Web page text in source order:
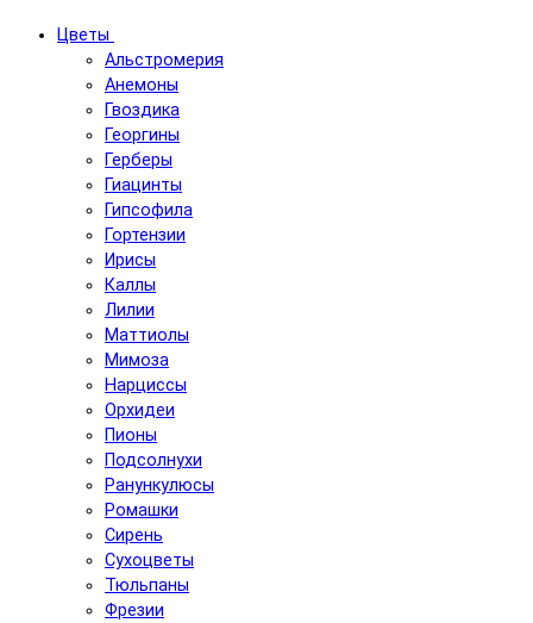
Цветы
Альстромерия
Анемоны
Гвоздика
Георгины
Герберы
Гиацинты
Гипсофила
Гортензии
Ирисы
Каллы
Лилии
Маттиолы
Мимоза
Нарциссы
Орхидеи
Пионы
Подсолнухи
Ранункулюсы
Ромашки
Сирень
Сухоцветы
Тюльпаны
Фрезии